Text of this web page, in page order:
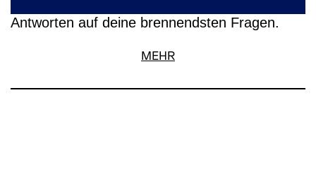
Antworten auf deine brennendsten Fragen.
MEHR